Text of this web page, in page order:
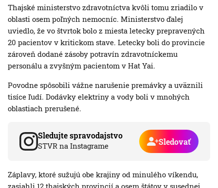
Thajské ministerstvo zdravotníctva kvôli tomu zriadilo v
oblasti osem poľných nemocníc. Ministerstvo ďalej
uviedlo, že vo štvrtok bolo z miesta letecky prepravených
20 pacientov v kritickom stave. Letecky boli do provincie
zároveň dodané zásoby potravín zdravotníckemu
personálu a zvyšným pacientom v Hat Yai.
Povodne spôsobili vážne narušenie premávky a uväznili
tisíce ľudí. Dodávky elektriny a vody boli v mnohých
oblastiach prerušené.
Sledujte spravodajstvo
STVR na Instagrame Sledovať
Záplavy, ktoré sužujú obe krajiny od minulého víkendu,